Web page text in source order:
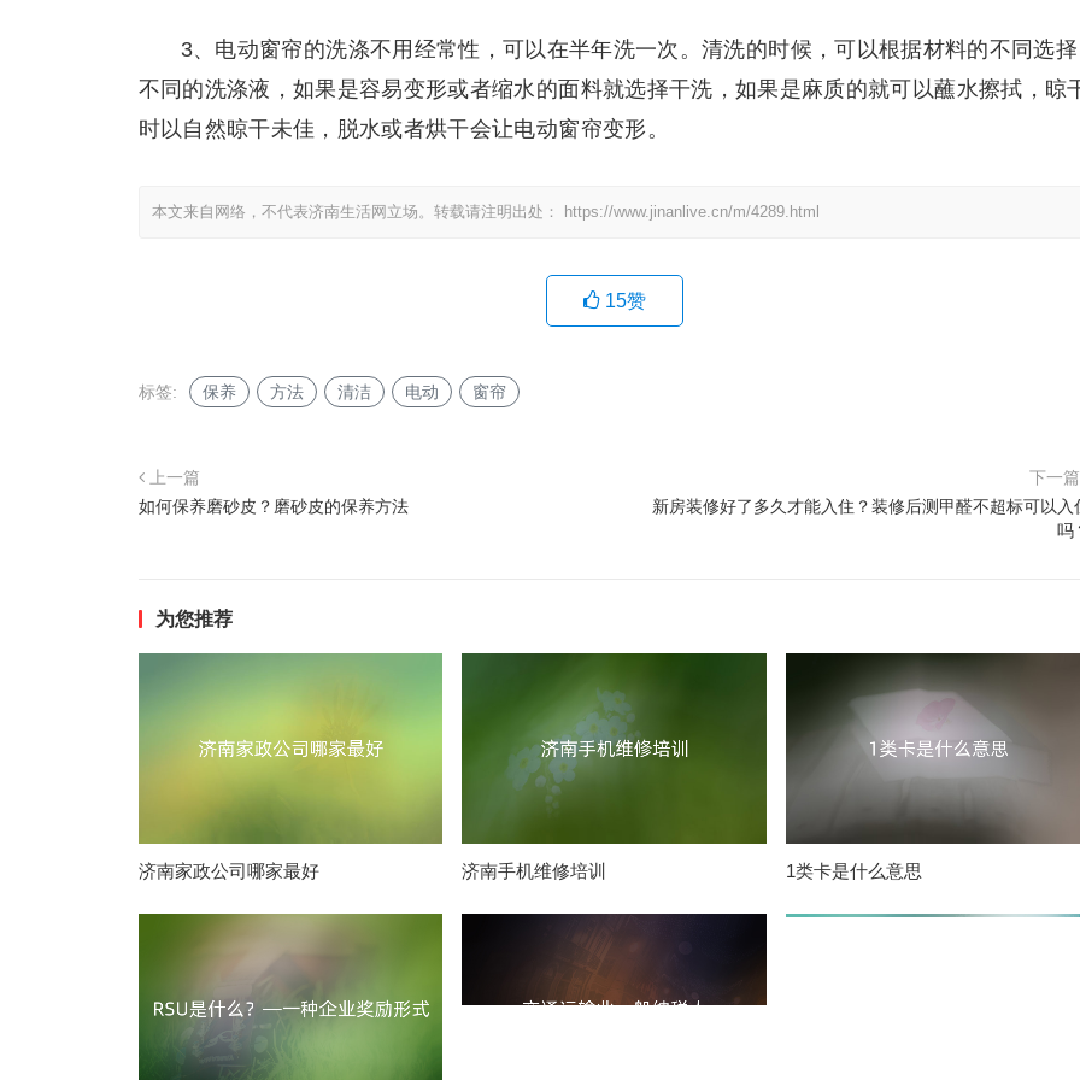
3、电动窗帘的洗涤不用经常性，可以在半年洗一次。清洗的时候，可以根据材料的不同选择
不同的洗涤液，如果是容易变形或者缩水的面料就选择干洗，如果是麻质的就可以蘸水擦拭，晾
时以自然晾干未佳，脱水或者烘干会让电动窗帘变形。
本文来自网络，不代表济南生活网立场。转载请注明出处： https://www.jinanlive.cn/m/4289.html
15赞
标签: 保养 方法 清洁 电动 窗帘
上一篇
如何保养磨砂皮？磨砂皮的保养方法
下一篇
新房装修好了多久才能入住？装修后测甲醛不超标可以入
吗
为您推荐
济南家政公司哪家最好 济南手机维修培训 1类卡是什么意思